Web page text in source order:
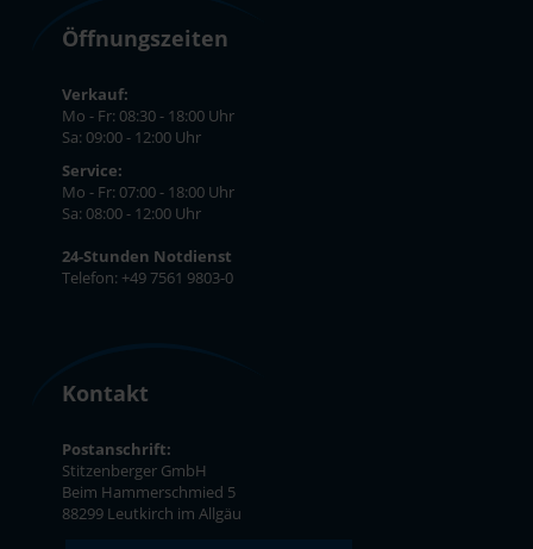
Öffnungszeiten
Verkauf:
Mo - Fr: 08:30 - 18:00 Uhr
Sa: 09:00 - 12:00 Uhr
Service:
Mo - Fr: 07:00 - 18:00 Uhr
Sa: 08:00 - 12:00 Uhr
24-Stunden Notdienst
Telefon: +49 7561 9803-0
Kontakt
Postanschrift:
Stitzenberger GmbH
Beim Hammerschmied 5
88299 Leutkirch im Allgäu